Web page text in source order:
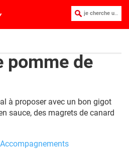
je cherche une recette :
pomme de
à proposer avec un bon gigot
sauce, des magrets de canard
Accompagnements